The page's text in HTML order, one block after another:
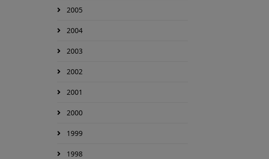
2005
2004
2003
2002
2001
2000
1999
1998